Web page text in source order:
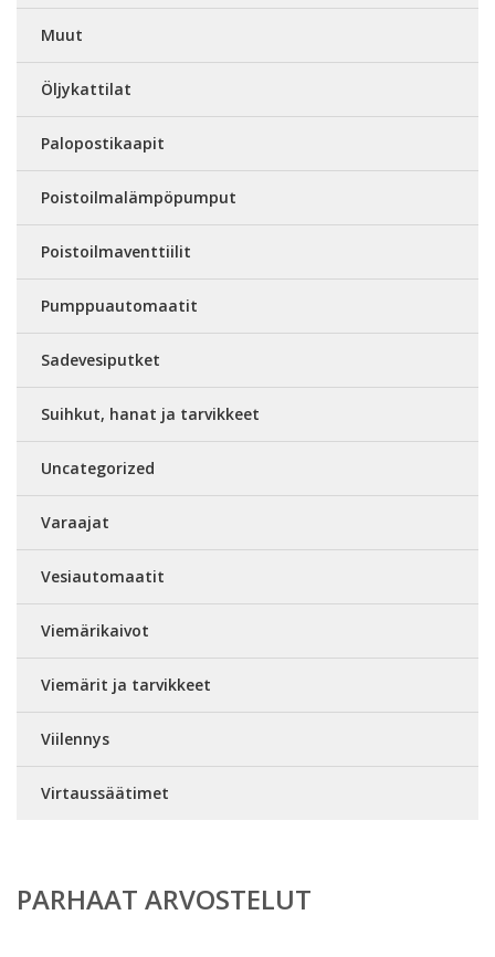
Muut
Öljykattilat
Palopostikaapit
Poistoilmalämpöpumput
Poistoilmaventtiilit
Pumppuautomaatit
Sadevesiputket
Suihkut, hanat ja tarvikkeet
Uncategorized
Varaajat
Vesiautomaatit
Viemärikaivot
Viemärit ja tarvikkeet
Viilennys
Virtaussäätimet
PARHAAT ARVOSTELUT